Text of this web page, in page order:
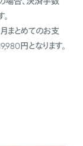
まとめてのお支
円となります。